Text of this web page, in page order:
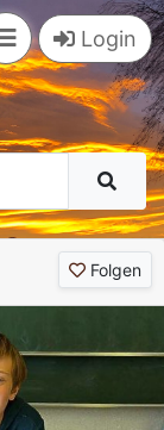
Login
Folgen